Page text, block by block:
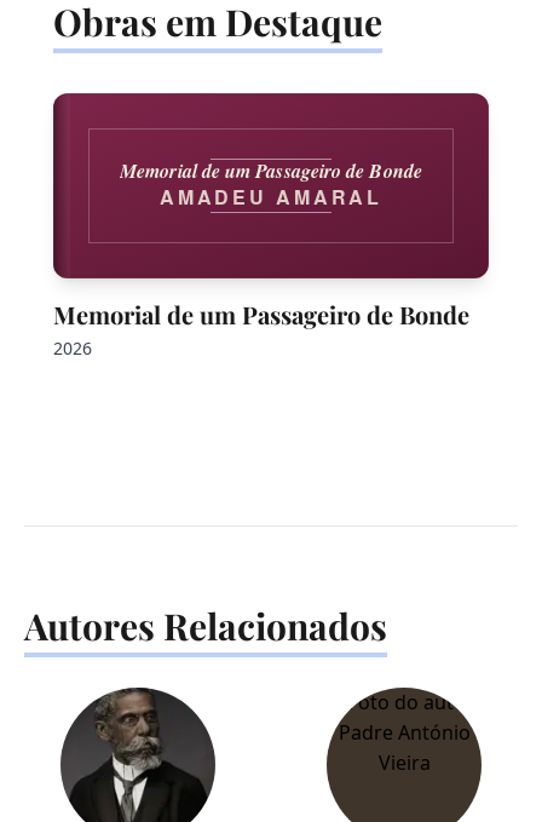
Obras em Destaque
Memorial de um Passageiro de Bonde
AMADEU AMARAL
Memorial de um Passageiro de Bonde
2026
Autores Relacionados